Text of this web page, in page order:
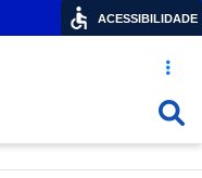
Acesso
ACESSIBILIDADE